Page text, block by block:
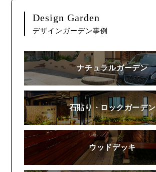
Design Garden
デザインガーデン事例
ナチュラルガーデン
石貼り・ロックガーデン
ウッドデッキ